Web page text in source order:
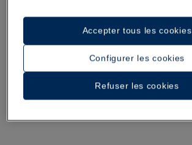
Configurer les cookies
Refuser les cookies
Accepter tous les cookies